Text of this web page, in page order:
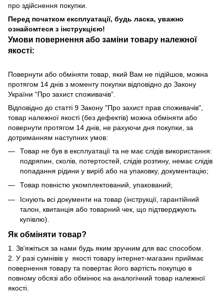
про здійснення покупки.
Перед початком експлуатації, будь ласка, уважно
ознайомтеся з інструкцією!
Умови повернення або заміни товару належної
якості:
Повернути або обміняти товар, який Вам не підійшов, можна
протягом 14 днів з моменту покупки відповідно до Закону
України “Про захист споживачів”.
Відповідно до статті 9 Закону "Про захист прав споживачів",
товар належної якості (без дефектів) можна обміняти або
повернути протягом 14 днів, не рахуючи дня покупки, за
дотриманням наступних умов:
Товар не був в експлуатації та не має слідів використання:
подряпин, сколів, потертостей, слідів розтину, немає слідів
попадання рідини у виріб або на упаковку, документацію;
Товар повністю укомплектований, упакований;
Існують всі документи на товар (інструкції, гарантійний
талон, квитанція або товарний чек, що підтверджують
купівлю).
Як обміняти товар?
1. Зв'яжіться за нами будь яким зручним для вас способом.
2. У разі сумнівів у якості товару інтернет-магазин приймає
повернення товару та повертає його вартість покупцю в
повному обсязі або обмінює на аналогічний товар належної
якості.